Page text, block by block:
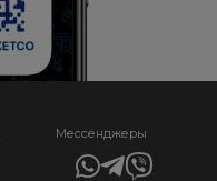
Мессенджеры